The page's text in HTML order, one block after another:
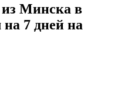
Минска в
7 дней на